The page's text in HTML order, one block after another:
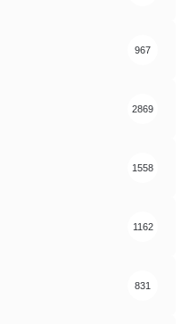
967
2869
1558
1162
831